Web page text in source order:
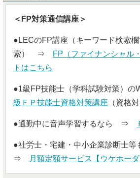
＜FP対策通信講座＞
●LECのFP講座（キーワード検索
索） ⇒
FP（ファイナンシャル
トはこちら
●1級FP技能士（学科試験対策）
級ＦＰ技能士資格対策講座 （資格
●通勤中に音声学習するなら ⇒
●社労士・宅建・中小企業診断士
⇒
月額定額サービス【ウケホーダ